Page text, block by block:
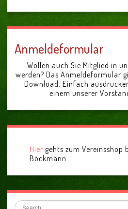
Anmeldeformular
Wollen auch Sie Mitglied in
werden? Das Anmeldeformular
Download. Einfach
einem unserer
Hier gehts zum Vereinsshop
Böckmann
Search